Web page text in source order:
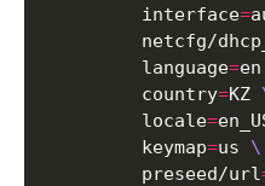
         interface
=
netcfg/
         language
=en
         country
=KZ
         locale
=
         keymap
=us
         preseed/url